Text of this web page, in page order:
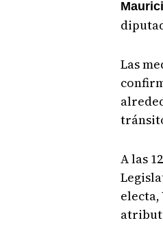
Las
A las